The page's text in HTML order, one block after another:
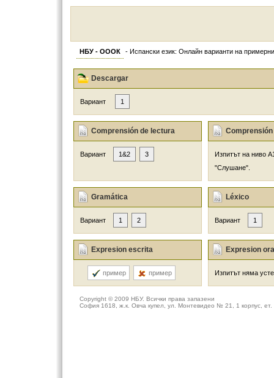
НБУ - ОООК - Испански език: Онлайн варианти на
Descargar
Вариант 1
Comprensión de lectura
Вариант 1&2 3
Изпитът на ниво
"Слушане".
Gramática
Вариант 1 2
Léxico
Вариант 1
Expresion escrita
пример пример
Expresion
Изпитът няма
Copyright © 2009 НБУ. Всички права запазени
София 1618, ж.к. Овча купел, ул. Монтевидео № 21, 1 корпус,